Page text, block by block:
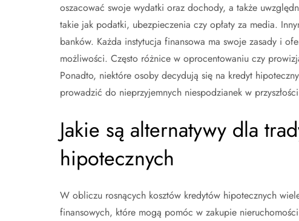
oszacować swoje wydatki oraz dochody, a także
takie jak podatki, ubezpieczenia czy opłaty za media.
banków. Każda instytucja finansowa ma swoje zasady i
możliwości. Często różnice w oprocentowaniu czy
Ponadto, niektóre osoby decydują się na kredyt
prowadzić do nieprzyjemnych niespodzianek w
Jakie są alternatywy dla
hipotecznych
W obliczu rosnących kosztów kredytów hipotecznych
finansowych, które mogą pomóc w zakupie